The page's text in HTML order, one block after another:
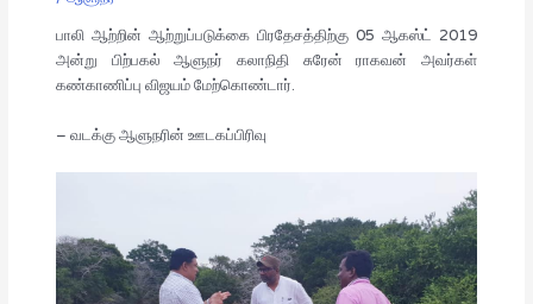
பாலி ஆற்றின் ஆற்றுப்படுக்கை பிரதேசத்திற்கு 05 ஆகஸ்ட் 2019
அன்று பிற்பகல் ஆளுநர் கலாநிதி சுரேன் ராகவன் அவர்கள்
கண்காணிப்பு விஜயம் மேற்கொண்டார்.
– வடக்கு ஆளுநரின் ஊடகப்பிரிவு